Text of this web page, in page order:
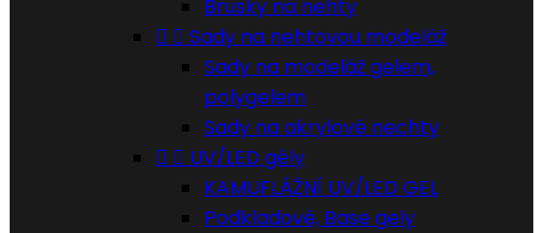
Brusky na nehty
  Sady na nehtovou modeláž
Sady na modeláž gelem,
polygelem
Sady na akrylové nechty
  UV/LED gély
KAMUFLÁŽNÍ UV/LED GEL
Podkladové, Base gely